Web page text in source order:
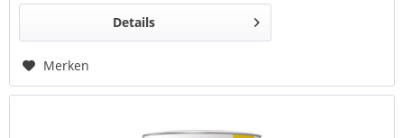
Details
Merken